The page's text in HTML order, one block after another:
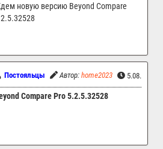
новую версию Beyond Compare
Постояльцы Автор: home2023 5.08.2026
Compare Pro 5.2.5.32528